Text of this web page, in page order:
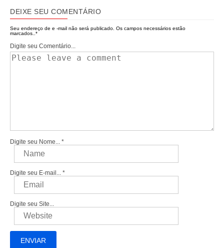
DEIXE SEU COMENTÁRIO
Seu endereço de e -mail não será publicado. Os campos necessários estão
marcados.. *
Digite seu Comentário...
Digite seu Nome... *
Digite seu E-mail... *
Digite seu Site...